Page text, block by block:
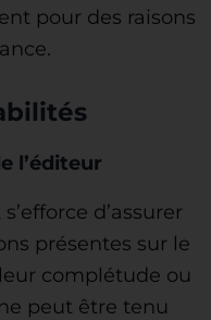
pour des raisons
l’éditeur
d’assurer
présentes sur le
complétude ou
peut être tenu